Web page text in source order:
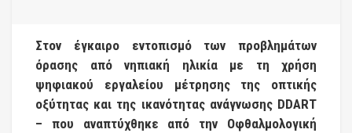
Στον έγκαιρο εντοπισμό των προβλημάτων
όρασης από νηπιακή ηλικία με τη χρήση
ψηφιακού εργαλείου μέτρησης της οπτικής
οξύτητας και της ικανότητας ανάγνωσης DDART
– που αναπτύχθηκε από την Οφθαλμολογική